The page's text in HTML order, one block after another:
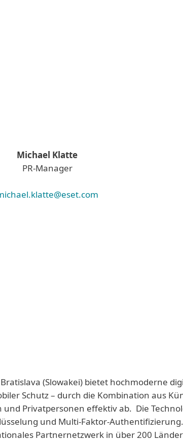
Michael Klatte
PR-Manager
(Slowakei) bietet hochmoderne
Schutz – durch die Kombination aus
Privatpersonen effektiv ab. Die
und Multi-Faktor-
Partnernetzwerk in über 200